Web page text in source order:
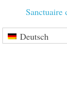
Sanctuaire
Deutsch